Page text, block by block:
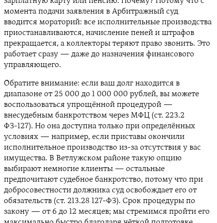
момента подачи заявления в Арбитражный суд
вводится мораторий: все исполнительные производства
приостанавливаются, начисление пеней и штрафов
прекращается, а коллекторы теряют право звонить. Это
работает сразу — даже до назначения финансового
управляющего.
Обратите внимание: если ваш долг находится в
диапазоне от 25 000 до 1 000 000 рублей, вы можете
воспользоваться упрощённой процедурой —
внесудебным банкротством через МФЦ (ст. 223.2
ФЗ-127). Но она доступна только при определённых
условиях — например, если приставы окончили
исполнительное производство из-за отсутствия у вас
имущества. В Ветлужском районе такую опцию
выбирают немногие клиенты — остальные
предпочитают судебное банкротство, потому что при
добросовестности должника суд освобождает его от
обязательств (ст. 213.28 127-ФЗ). Срок процедуры по
закону — от 6 до 12 месяцев; мы стремимся пройти его